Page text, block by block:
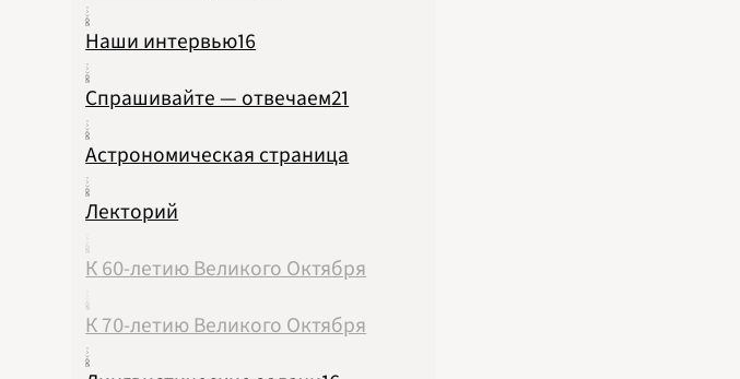
Наши интервью16
Спрашивайте — отвечаем21
Астрономическая страница
Лекторий
К 60-летию Великого Октября
К 70-летию Великого Октября